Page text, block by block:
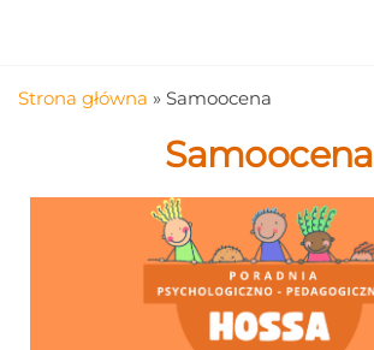
Strona główna » Samoocena
Samoocena